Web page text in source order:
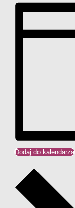
Dodaj do kalendarza